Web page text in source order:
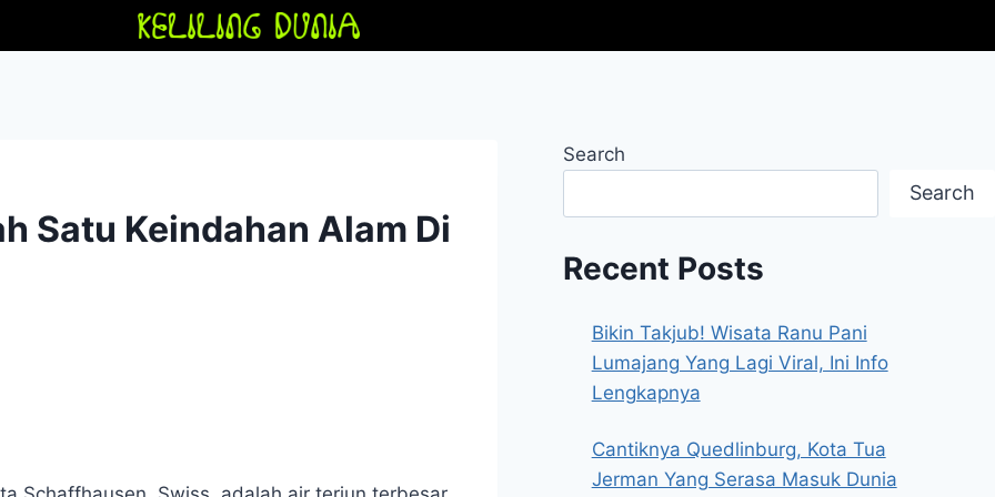
Satu Keindahan Alam Di
Search
Search
Recent Posts
Bikin Takjub! Wisata Ranu Pani
Lumajang Yang Lagi Viral, Ini Info
Lengkapnya
Cantiknya Quedlinburg, Kota Tua
Jerman Yang Serasa Masuk Dunia